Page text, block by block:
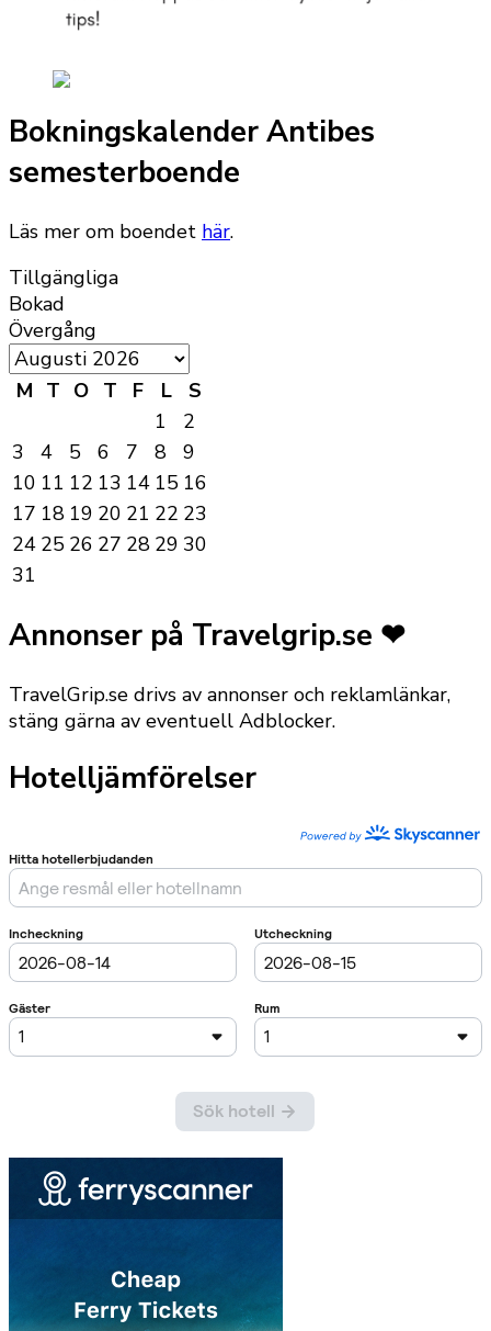
Bokningskalender Antibes
semesterboende
Läs mer om boendet här.
Tillgängliga
Bokad
Övergång
M T O T F L
S
1
2
3
4 5 6 7 8
9
10 11 12 13 14 15 16
17 18 19 20 21 22 23
24 25 26 27 28 29 30
31
Annonser på Travelgrip.se ❤
TravelGrip.se drivs av annonser och reklamlänkar,
stäng gärna av eventuell Adblocker.
Hotelljämförelser